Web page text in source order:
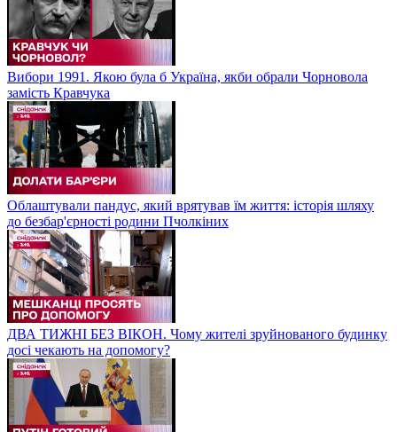
Вибори 1991. Якою була б Україна, якби обрали Чорновола
замість Кравчука
Облаштували пандус, який врятував їм життя: історія шляху
до безбар'єрності родини Пчолкіних
ДВА ТИЖНІ БЕЗ ВІКОН. Чому жителі зруйнованого будинку
досі чекають на допомогу?